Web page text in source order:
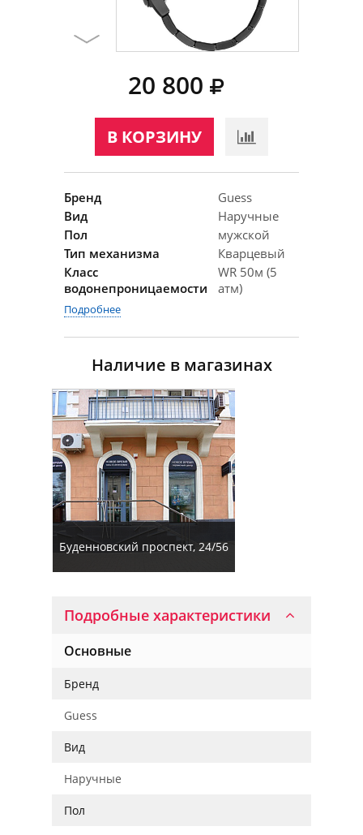
20 800
В КОРЗИНУ
Бренд
Guess
Вид
Наручные
Пол
мужской
Тип механизма
Кварцевый
Класс
водонепроницаемости
WR 50м (5
атм)
Подробнее
Наличие в магазинах
Буденновский проспект, 24/56
Подробные характеристики
Основные
Бренд
Guess
Вид
Наручные
Пол